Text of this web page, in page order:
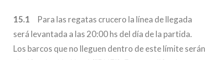
15.1
Para las regatas crucero la línea de llegada
será levantada a las 20:00 hs del día de la partida.
Los barcos que no lleguen dentro de este límite serán